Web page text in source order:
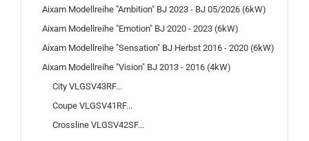
Aixam Modellreihe "Ambition" BJ 2023 - BJ 05/2026 (6kW)
Aixam Modellreihe "Emotion" BJ 2020 - 2023 (6kW)
Aixam Modellreihe "Sensation" BJ Herbst 2016 - 2020 (6kW)
Aixam Modellreihe "Vision" BJ 2013 - 2016 (4kW)
City VLGSV43RF...
Coupe VLGSV41RF...
Crossline VLGSV42SF...